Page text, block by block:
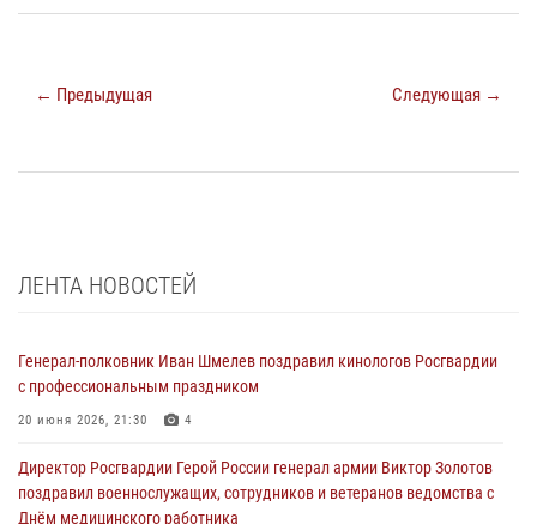
← Предыдущая Следующая →
ЛЕНТА НОВОСТЕЙ
Генерал-полковник Иван Шмелев поздравил кинологов Росгвардии
с профессиональным праздником
20 июня 2026, 21:30 4
Директор Росгвардии Герой России генерал армии Виктор Золотов
поздравил военнослужащих, сотрудников и ветеранов ведомства с
Днём медицинского работника